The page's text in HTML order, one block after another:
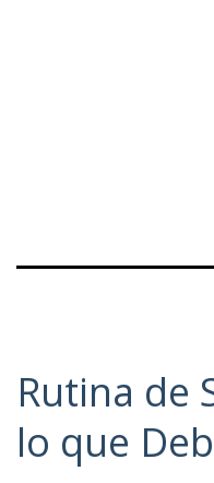
Rutina de
lo que